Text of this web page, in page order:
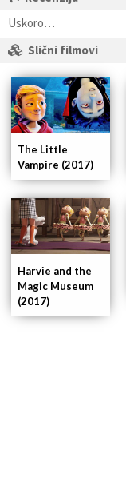
Uskoro…
Slični filmovi
Harvie and the
Magic Museum
(2017)
The Little
Vampire (2017)